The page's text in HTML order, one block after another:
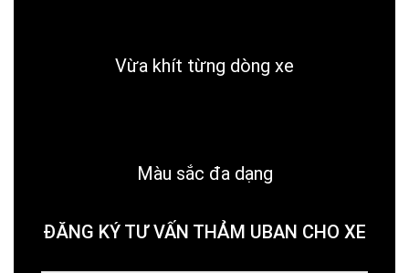
Vừa khít từng dòng xe
Màu sắc đa dạng
ĐĂNG KÝ TƯ VẤN THẢM UBAN CHO XE